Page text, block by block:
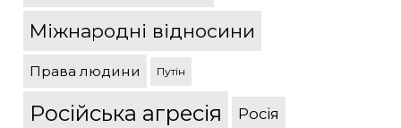
Міжнародні відносини
Права людини Путін
Російська агресія Росія